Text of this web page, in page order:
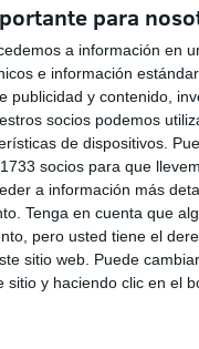
para
a información en
e información
publicidad y contenido,
socios podemos
de dispositivos.
socios para que
a información más
Tenga en cuenta que
pero usted tiene el
sitio web. Puede
y haciendo clic en el